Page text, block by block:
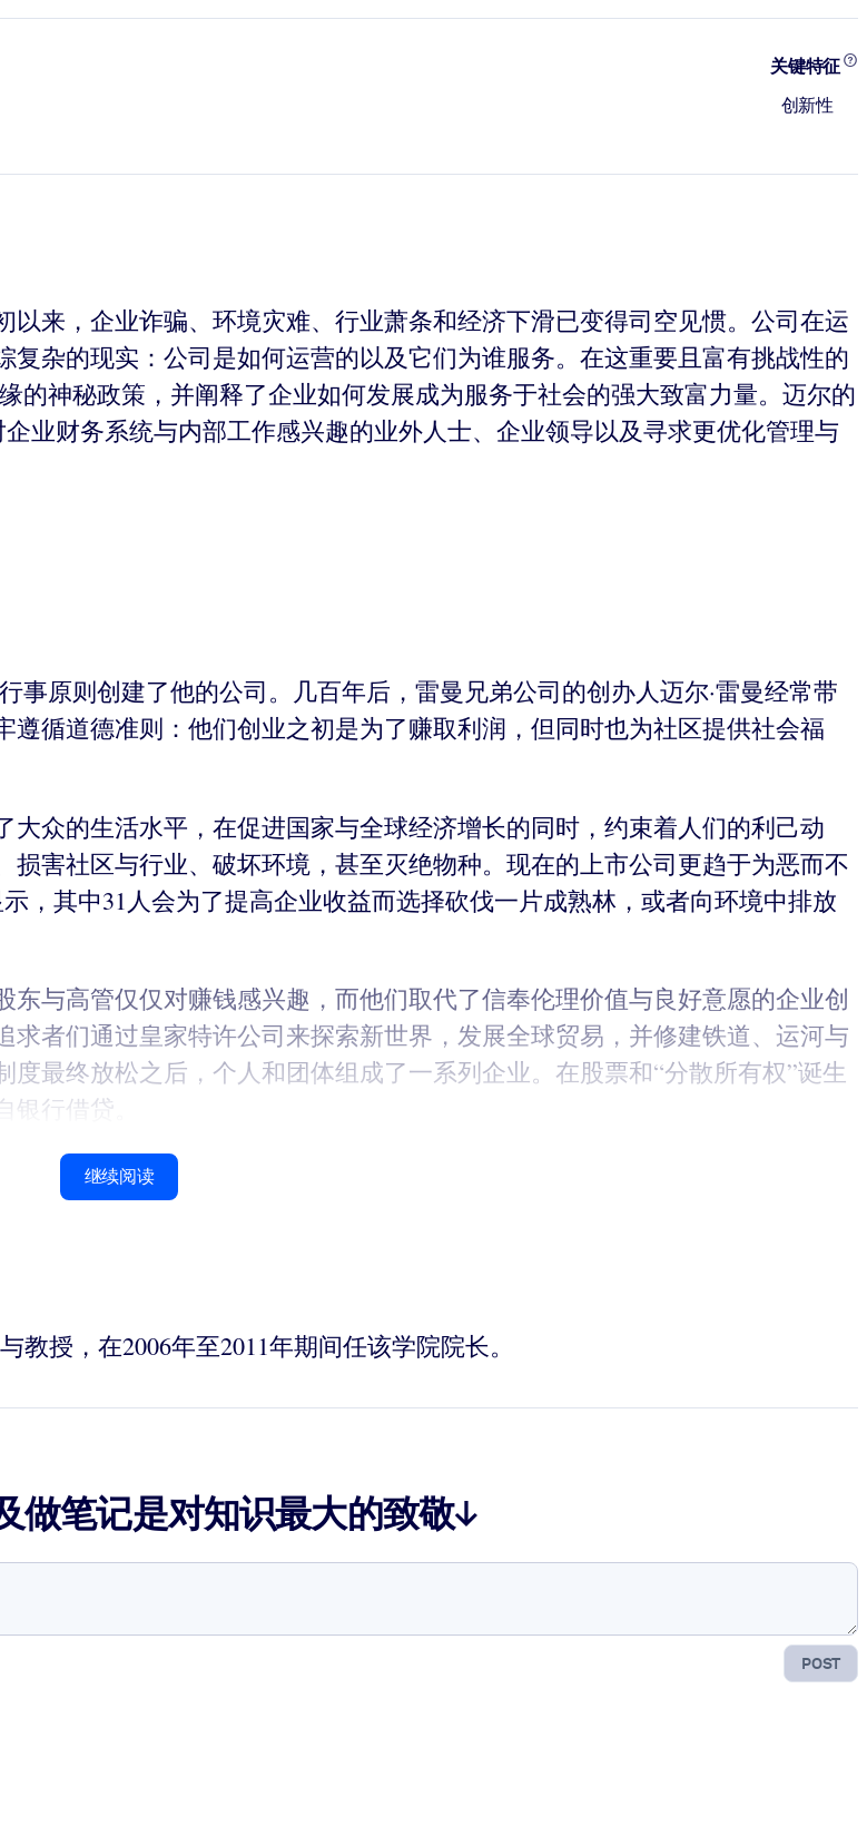
关键特征
创新性
来，企业诈骗、环境灾难、行业萧条和经济下滑已变得司空见惯。公司在运
杂的现实：公司是如何运营的以及它们为谁服务。在这重要且富有挑战性的
的神秘政策，并阐释了企业如何发展成为服务于社会的强大致富力量。迈尔的
业财务系统与内部工作感兴趣的业外人士、企业领导以及寻求更优化管理与
事原则创建了他的公司。几百年后，雷曼兄弟公司的创办人迈尔·雷曼经常带
循道德准则：他们创业之初是为了赚取利润，但同时也为社区提供社会福
众的生活水平，在促进国家与全球经济增长的同时，约束着人们的利己动
害社区与行业、破坏环境，甚至灭绝物种。现在的上市公司更趋于为恶而不
，其中31人会为了提高企业收益而选择砍伐一片成熟林，或者向环境中排放
与高管仅仅对赚钱感兴趣，而他们取代了信奉伦理价值与良好意愿的企业创
者们通过皇家特许公司来探索新世界，发展全球贸易，并修建铁道、运河与
最终放松之后，个人和团体组成了一系列企业。在股票和“分散所有权”诞生
行借贷。
继续阅读
授，在2006年至2011年期间任该学院院长。
做笔记是对知识最大的致敬↓
POST